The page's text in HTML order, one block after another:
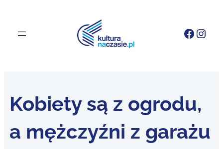
Kobiety są z ogrodu,
a mężczyźni z garażu